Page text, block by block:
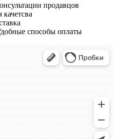
продавцов
качетсва
способы оплаты